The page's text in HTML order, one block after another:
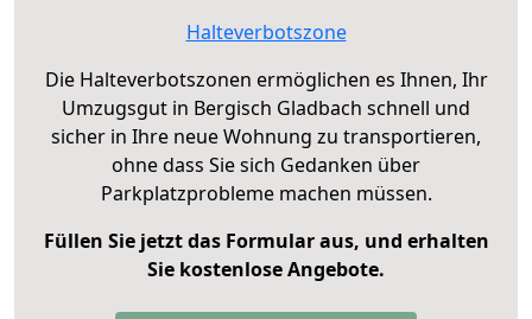
Halteverbotszone
Die Halteverbotszonen ermöglichen es Ihnen, Ihr
Umzugsgut in Bergisch Gladbach schnell und
sicher in Ihre neue Wohnung zu transportieren,
ohne dass Sie sich Gedanken über
Parkplatzprobleme machen müssen.
Füllen Sie jetzt das Formular aus, und erhalten
Sie kostenlose Angebote.